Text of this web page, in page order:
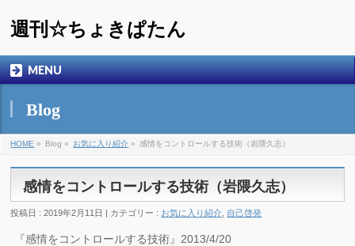
週刊☆ちょきぱたん
MENU
Blog
HOME » Blog » お気に入り紹介 » 感情をコントロールする技術（岩隈久志）
感情をコントロールする技術（岩隈久志）
投稿日 : 2019年2月11日 | カテゴリー : お気に入り紹介 自己啓発
『感情をコントロールする技術』2013/4/20